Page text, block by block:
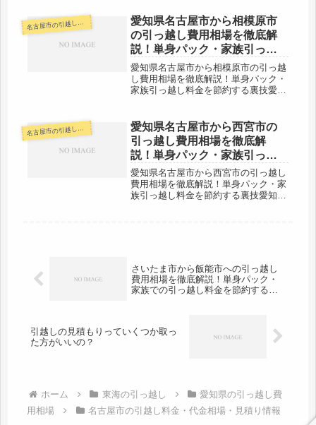
屋市からあま市まではすぐそばなの
で、当日中に引越し完了するのが普通
です...
名古屋市の引越し料金・代金相場・見積り情報
愛知県名古屋市から相模原市
の引っ越し費用相場を徹底解
説！単身パック・家族引っ越
し料金を節約する裏技
愛知県名古屋市から相模原市の引っ越
し費用相場を徹底解説！単身パック・
家族引っ越し料金を節約する裏技愛知
屋市へ引越し予定のある人も参考にし
てください。相模原市までは愛知県名
古...
名 古屋市の引越し料金・代金相場・見積り情報
愛知県名古屋市から西宮市の
引っ越し費用相場を徹底解
説！単身パック・家族引っ越
し料金を節約する裏技
愛知県名古屋市から西宮市の引っ越し
費用相場を徹底解説！単身パック・家
族引っ越し料金を節約する裏技愛知県
さいたま市から飯能市への引っ越し
費用相場を徹底解説！単身パック・
家族での引っ越し料金を節約する裏
引越しの見積もりっていくつか取っ
た方がいいの？
ホーム 東海の引っ越し
愛知県の引っ越し費
用相場
名古屋市の引越し料金・代金相場・見積り情報